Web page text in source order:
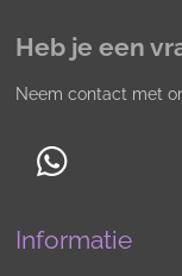
Heb je een
Neem contact met
W
a
Informatie